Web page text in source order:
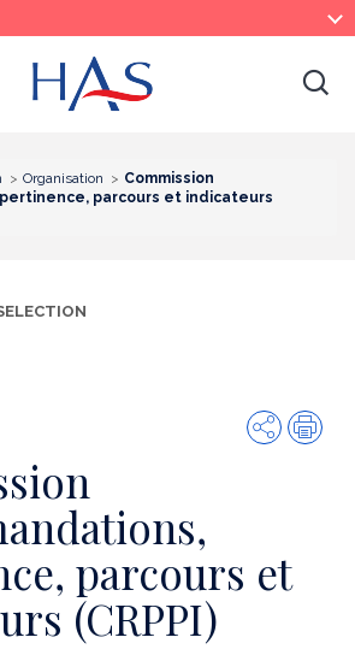
Organisation
Commission
parcours et indicateurs
Partager
parcours et
(CRPPI)